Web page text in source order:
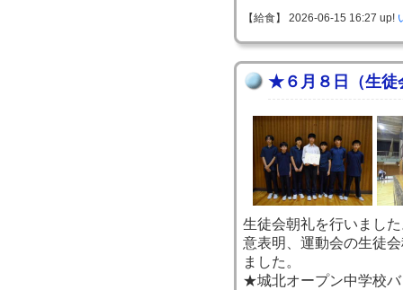
【給食】 2026-06-15 16:27 up!
★６月８日（生徒
生徒会朝礼を行いまし
意表明、運動会の生徒
ました。
★城北オープン中学校